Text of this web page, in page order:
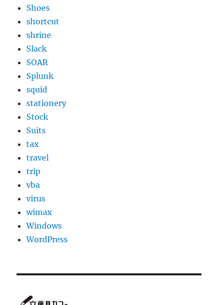
Shoes
shortcut
shrine
Slack
SOAR
Splunk
squid
stationery
Stock
Suits
tax
travel
trip
vba
virus
wimax
Windows
WordPress